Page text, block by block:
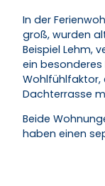
s
e
n
a
n
s
c
h
r
g
e
s
e
h
e
n
In der
groß, wurden
Beispiel Lehm,
ein
Wohlfühlfaktor,
Dachterrasse
Beide
haben einen